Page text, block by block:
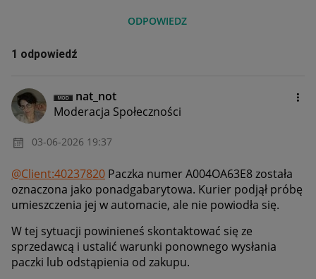
ODPOWIEDZ
1 odpowiedź
nat_not
Moderacja Społeczności
‎03-06-2026 19:37
@Client:40237820 Paczka numer A004OA63E8 została
oznaczona jako ponadgabarytowa. Kurier podjął próbę
umieszczenia jej w automacie, ale nie powiodła się.
W tej sytuacji powinieneś skontaktować się ze
sprzedawcą i ustalić warunki ponownego wysłania
paczki lub odstąpienia od zakupu.